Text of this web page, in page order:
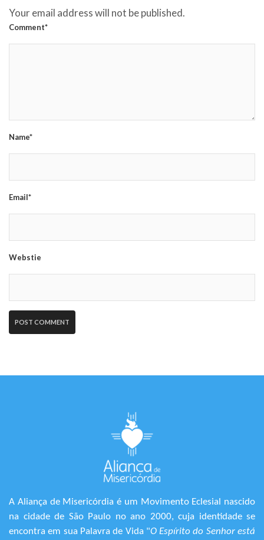
Your email address will not be published.
Comment*
Name*
Email*
Webstie
A Aliança de Misericórdia é um Movimento Eclesial nascido
na cidade de São Paulo no ano 2000, cuja identidade se
encontra em sua Palavra de Vida "O Espírito do Senhor está